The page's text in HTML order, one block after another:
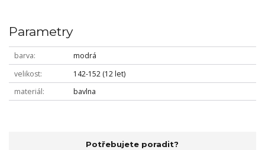
Parametry
barva
modrá
velikost
142-152 (12 let)
materiál
bavlna
Potřebujete poradit?